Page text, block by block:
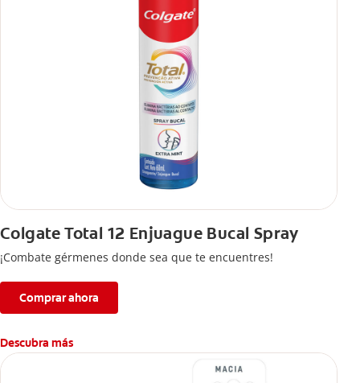
Colgate Total 12 Enjuague Bucal Spray
¡Combate gérmenes donde sea que te encuentres!
Comprar ahora
Descubra más